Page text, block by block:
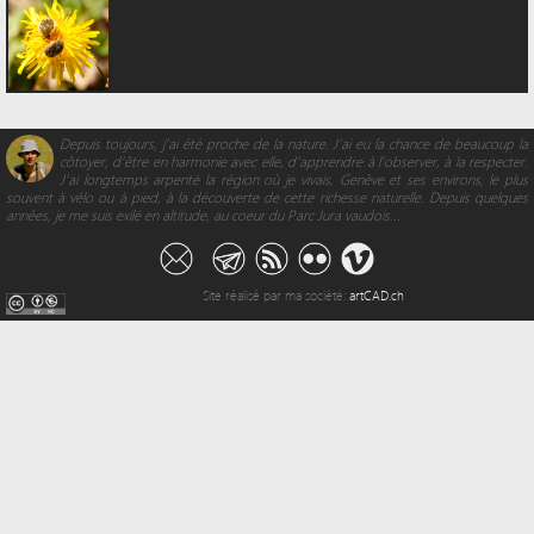
Depuis toujours, j’ai été proche de la nature. J’ai eu la chance de beaucoup la
côtoyer, d’être en harmonie avec elle, d'apprendre à l’observer, à la respecter.
J’ai longtemps arpenté la région où je vivais, Genève et ses environs, le plus
souvent à vélo ou à pied, à la découverte de cette richesse naturelle. Depuis quelques
années, je me suis exilé en altitude, au coeur du Parc Jura vaudois...
Site réalisé par ma société: artCAD.ch